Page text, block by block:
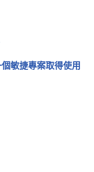
敏捷專案取得使用